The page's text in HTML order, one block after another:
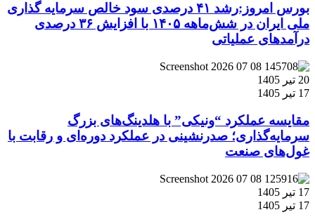
بورس امروز:رشد ۴۱ درصدی سود خالص سرمایه گذاری
ملی ایران در شش‌ماهه ۱۴۰۵ با افزایش ۳۶ درصدی
درآمدهای عملیاتی
20 تیر 1405
17 تیر 1405
مقایسه عملکرد “ونیکی” با هلدینگ‌های بزرگ
سرمایه‌گذاری؛ صدرنشینی در عملکرد دوره‌ای و رقابت با
غول‌های صنعت
17 تیر 1405
17 تیر 1405